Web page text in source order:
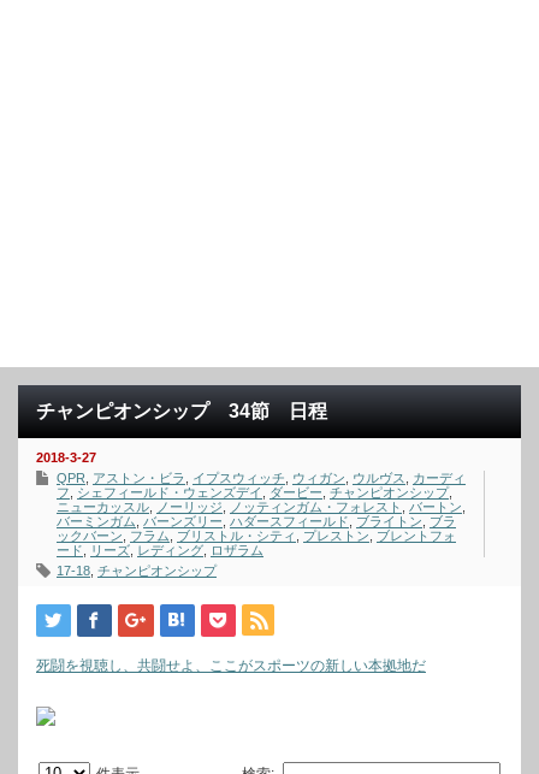
チャンピオンシップ 34節 日程
2018-3-27
QPR
アストン・ビラ イプスウィッチ ウィガン ウルヴス
カーディ
フ
シェフィールド・ウェンズデイ ダービー チャンピオンシップ,
ニューカッスル
ノーリッジ ノッティンガム・フォレスト バートン
バーミンガム
バーンズリー ハダースフィールド ブライトン
ブラ
ックバーン
フラム ブリストル・シティ プレストン
ブレントフォ
ード
リーズ レディング
ロザラム
17-18 チャンピオンシップ
死闘を視聴し、共闘せよ、ここがスポーツの新しい本拠地だ